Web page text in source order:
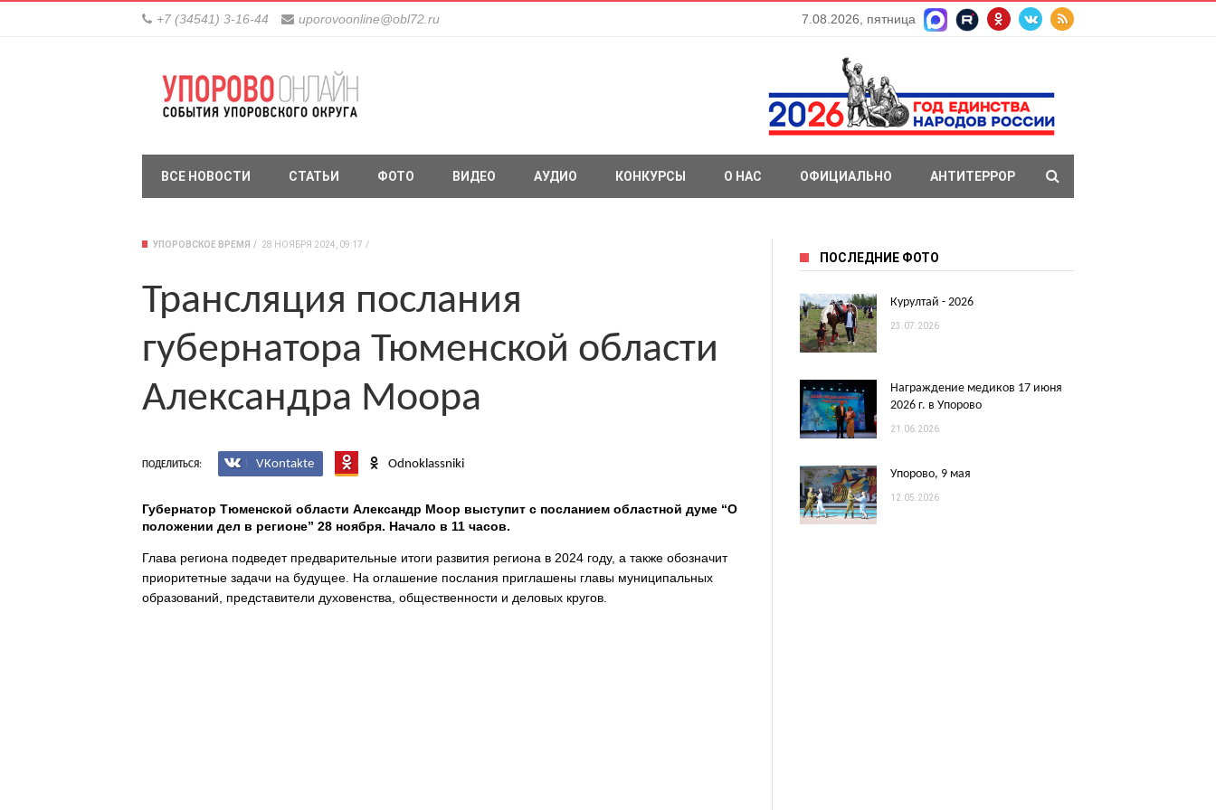
+7 (34541) 3-16-44 uporovoonline@obl72.ru 7.08.2026, пятница
ВСЕ НОВОСТИ СТАТЬИ ФОТО ВИДЕО АУДИО КОНКУРСЫ О НАС ОФИЦИАЛЬНО АНТИТЕРРОР
УПОРОВСКОЕ ВРЕМЯ 28 НОЯБРЯ 2024, 09:17
Трансляция послания
губернатора Тюменской области
Александра Моора
ПОДЕЛИТЬСЯ: VKontakte Odnoklassniki
Губернатор Тюменской области Александр Моор выступит с посланием областной думе “О
положении дел в регионе” 28 ноября. Начало в 11 часов.
Глава региона подведет предварительные итоги развития региона в 2024 году, а также обозначит
приоритетные задачи на будущее. На оглашение послания приглашены главы муниципальных
образований, представители духовенства, общественности и деловых кругов.
ПОСЛЕДНИЕ ФОТО
Курултай - 2026
23.07.2026
Награждение медиков 17 июня
2026 г. в Упорово
21.06.2026
Упорово, 9 мая
12.05.2026